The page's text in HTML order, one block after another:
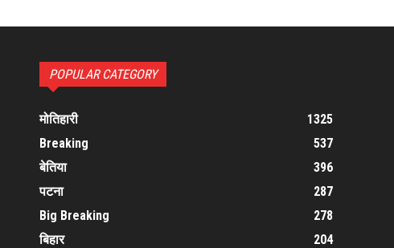
POPULAR CATEGORY
मोतिहारी
1325
Breaking
537
बेतिया
396
पटना
287
Big Breaking
278
बिहार
204